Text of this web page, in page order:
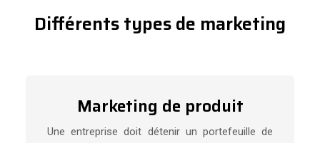
Différents types de marketing
Marketing de produit
Une entreprise doit détenir un portefeuille de